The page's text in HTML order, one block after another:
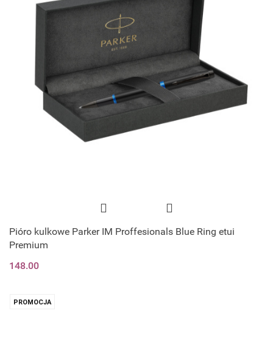
Pióro kulkowe Parker IM Proffesionals Blue Ring etui
Premium
148.00
PROMOCJA